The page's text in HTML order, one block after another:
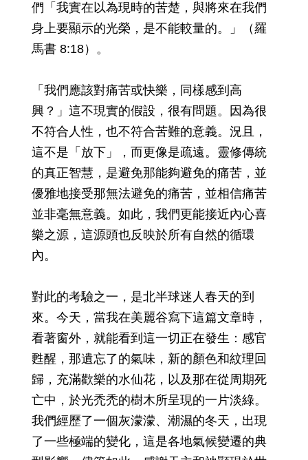
們「我實在以為現時的苦楚，與將來在我們
身上要顯示的光榮，是不能較量的。」（羅
馬書 8:18）。
「我們應該對痛苦或快樂，同樣感到高
興？」這不現實的假設，很有問題。因為很
不符合人性，也不符合苦難的意義。況且，
這不是「放下」，而更像是疏遠。靈修傳統
的真正智慧，是避免那能夠避免的痛苦，並
優雅地接受那無法避免的痛苦，並相信痛苦
並非毫無意義。如此，我們更能接近內心喜
樂之源，這源頭也反映於所有自然的循環
內。
對此的考驗之一，是北半球迷人春天的到
來。今天，當我在美麗谷寫下這篇文章時，
看著窗外，就能看到這一切正在發生：感官
甦醒，那遺忘了的氣味，新的顏色和紋理回
歸，充滿歡樂的水仙花，以及那在從周期死
亡中，於光禿禿的樹木所呈現的一片淡綠。
我們經歷了一個灰濛濛、潮濕的冬天，出現
了一些極端的變化，這是各地氣候變遷的典